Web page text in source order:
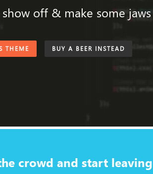
off & make some
THEME BUY A BEER INSTEAD
crowd and start